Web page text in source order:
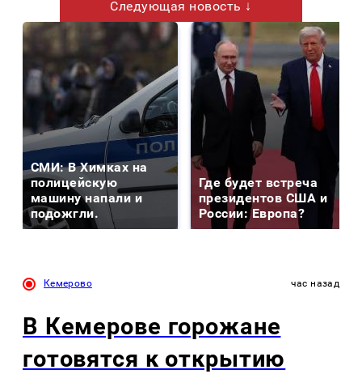
Следующая новость ↓
СМИ: В Химках на
полицейскую
машину напали и
подожгли.
Где будет встреча
президентов США и
России: Европа?
Кемерово час назад
В Кемерове горожане
готовятся к открытию